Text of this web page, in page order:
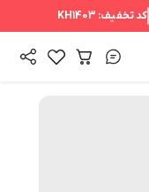
کد تخفیف: KH1403